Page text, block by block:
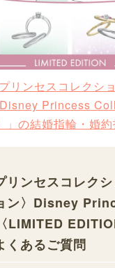
リンセスコレクシ
Princess
」の結婚指輪・婚
リンセスコレク
ン〉Disney
くあるご質問